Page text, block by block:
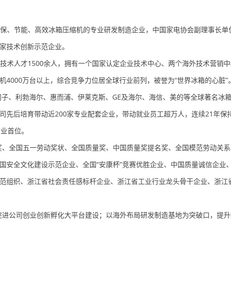
、节能、高效冰箱压缩机的专业研发制造企业，中国家电协会副理事长单
技术创新示范企业。
术人才1500余人，拥有一个国家认定企业技术中心、两个海外技术营销
4000万台以上，综合竞争力位居全球行业前列，被誉为“世界冰箱的心脏”。
、利勃海尔、惠而浦、伊莱克斯、 GE及海尔、海信、美的等全球著名冰
先后培育带动近200家专业配套企业，带动就业员工超万人，连续21年保
首位。
全国五一劳动奖状、全国质量奖、中国质量奖提名奖、全国模范劳动关系
安全文化建设示范企业、全国“安康杯”竞赛优胜企业、中国质量诚信企业
织、浙江省社会责任感标杆企业、浙江省工业行业龙头骨干企业、浙江
公司创业创新孵化大平台建设；以海外布局研发制造基地为突破口，提